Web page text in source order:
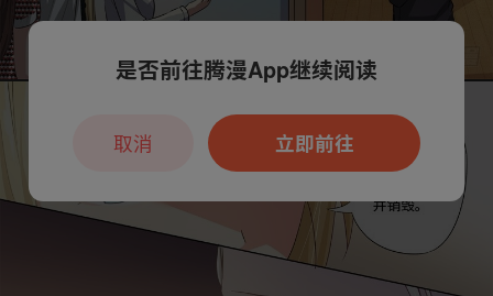
是否前往腾漫App继续阅读
立即前往
取消